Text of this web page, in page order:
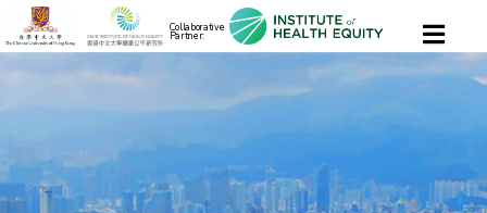
Collaborative
Partner: